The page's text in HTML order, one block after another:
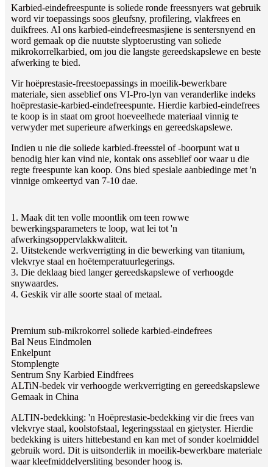
Karbied-eindefreespunte is soliede ronde freessnyers wat gebruik
word vir toepassings soos gleufsny, profilering, vlakfrees en
duikfrees. Al ons karbied-eindefreesmasjiene is sentersnyend en
word gemaak op die nuutste slyptoerusting van soliede
mikrokorrelkarbied, om jou die langste gereedskapslewe en beste
afwerking te bied.
Vir hoëprestasie-freestoepassings in moeilik-bewerkbare
materiale, sien asseblief ons VI-Pro-lyn van veranderlike indeks
hoëprestasie-karbied-eindefreespunte. Hierdie karbied-eindefrees
te koop is in staat om groot hoeveelhede materiaal vinnig te
verwyder met superieure afwerkings en gereedskapslewe.
Indien u nie die soliede karbied-freesstel of -boorpunt wat u
benodig hier kan vind nie, kontak ons ​​​​asseblief oor waar u die
regte freespunte kan koop. Ons bied spesiale aanbiedinge met 'n
vinnige omkeertyd van 7-10 dae.
1. Maak dit ten volle moontlik om teen rowwe
bewerkingsparameters te loop, wat lei tot 'n
afwerkingsoppervlakkwaliteit.
2. Uitstekende werkverrigting in die bewerking van titanium,
vlekvrye staal en hoëtemperatuurlegerings.
3. Die deklaag bied langer gereedskapslewe of verhoogde
snywaardes.
4. Geskik vir alle soorte staal of metaal.
Premium sub-mikrokorrel soliede karbied-eindefrees
Bal Neus Eindmolen
Enkelpunt
Stomplengte
Sentrum Sny Karbied Eindfrees
ALTiN-bedek vir verhoogde werkverrigting en gereedskapslewe
Gemaak in China
ALTIN-bedekking: 'n Hoëprestasie-bedekking vir die frees van
vlekvrye staal, koolstofstaal, legeringsstaal en gietyster. Hierdie
bedekking is uiters hittebestand en kan met of sonder koelmiddel
gebruik word. Dit is uitsonderlik in moeilik-bewerkbare materiale
waar kleefmiddelversliting besonder hoog is.